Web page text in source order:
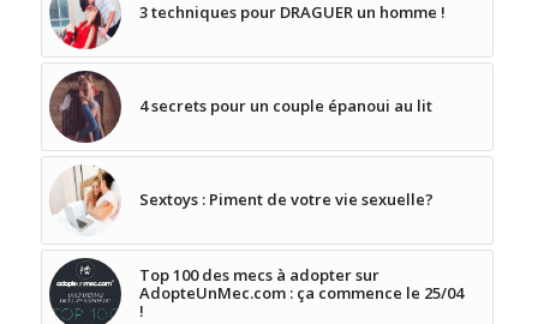
3 techniques pour DRAGUER un homme !
4 secrets pour un couple épanoui au lit
Sextoys : Piment de votre vie sexuelle?
Top 100 des mecs à adopter sur
AdopteUnMec.com : ça commence le 25/04
!